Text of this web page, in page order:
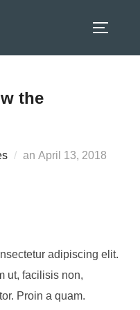
the
an Veröffentlicht
April 13, 2018
adipiscing elit.
ut, facilisis non,
Proin a quam.